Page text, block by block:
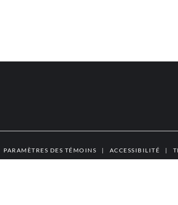
PARAMÈTRES DES TÉMOINS | ACCESSIBILITÉ |